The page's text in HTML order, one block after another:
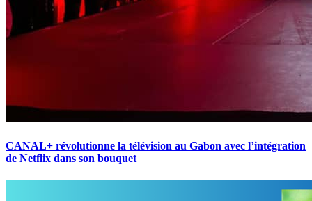
CANAL+ révolutionne la télévision au Gabon avec l’intégration
de Netflix dans son bouquet